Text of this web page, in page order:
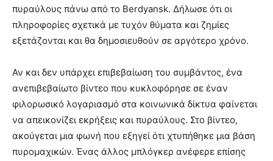
πυραύλους πάνω από το Berdyansk. Δήλωσε ότι οι
πληροφορίες σχετικά με τυχόν θύματα και ζημίες
εξετάζονται και θα δημοσιευθούν σε αργότερο χρόνο.
Αν και δεν υπάρχει επιβεβαίωση του συμβάντος, ένα
ανεπιβεβαίωτο βίντεο που κυκλοφόρησε σε έναν
φιλορωσικό λογαριασμό στα κοινωνικά δίκτυα φαίνεται
να απεικονίζει εκρήξεις και πυραύλους. Στο βίντεο,
ακούγεται μια φωνή που εξηγεί ότι χτυπήθηκε μια βάση
πυρομαχικών. Ένας άλλος μπλόγκερ ανέφερε επίσης